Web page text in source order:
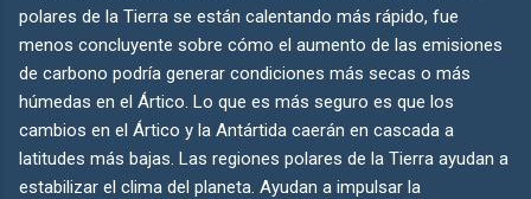
polares de la Tierra se están calentando más rápido, fue
menos concluyente sobre cómo el aumento de las emisiones
de carbono podría generar condiciones más secas o más
húmedas en el Ártico. Lo que es más seguro es que los
cambios en el Ártico y la Antártida caerán en cascada a
latitudes más bajas. Las regiones polares de la Tierra ayudan a
estabilizar el clima del planeta. Ayudan a impulsar la